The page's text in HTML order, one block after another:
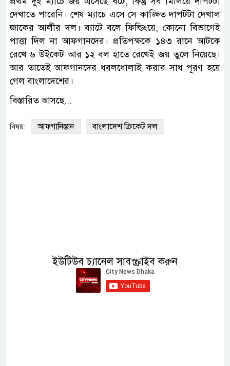
দেখাতে পারেনি। শেষ ম্যাচে এসে সে কাঙ্ক্ষিত দাপটটা দেখাল
জাকের আলীর দল। ব্যাটে বলে ফিল্ডিংয়ে, কোনো বিভাগেই
পাত্তা দিল না আফগানদের। প্রতিপক্ষকে ১৪৩ রানে আটকে
রেখে ৬ উইকেট আর ১২ বল হাতে রেখেই জয় তুলে নিয়েছে।
আর তাতেই আফগানদের ধবলধোলাই করার সাধ পূরণ হয়ে
গেল বাংলাদেশের।
বিস্তারিত আসছে...
বিষয়: আফগানিস্তান বাংলাদেশ ক্রিকেট দল
ইউটিউব চ্যানেল সাবস্ক্রাইব করুন